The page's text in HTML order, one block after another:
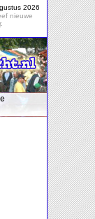
2026
nieuwe
.